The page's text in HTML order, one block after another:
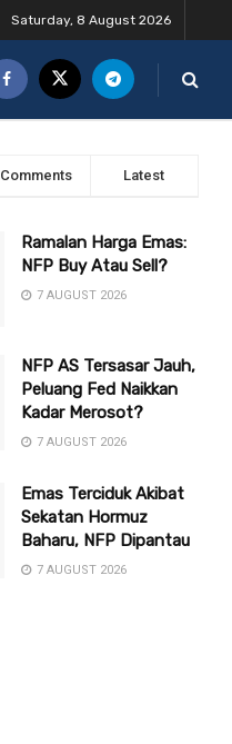
Saturday, 8 August 2026
Comments Latest
Ramalan Harga Emas:
NFP Buy Atau Sell?
7 AUGUST 2026
NFP AS Tersasar Jauh,
Peluang Fed Naikkan
Kadar Merosot?
7 AUGUST 2026
Emas Terciduk Akibat
Sekatan Hormuz
Baharu, NFP Dipantau
7 AUGUST 2026